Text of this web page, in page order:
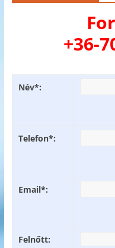
+36-
Név*:
Telefon*:
Email*:
Felnőtt: